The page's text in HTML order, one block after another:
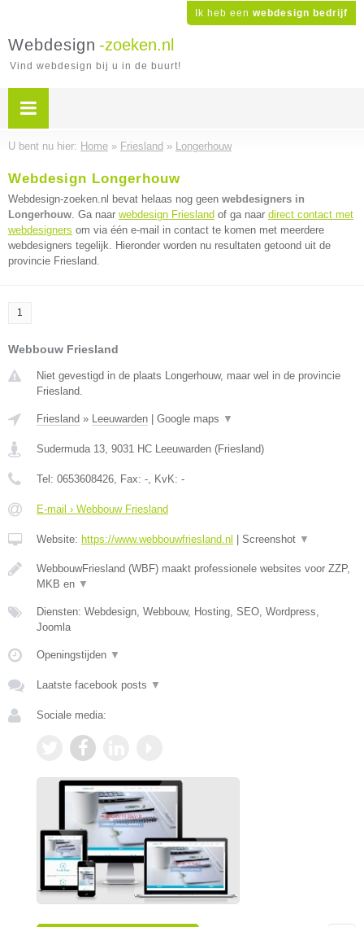
Ik heb een webdesign bedrijf
Webdesign -zoeken.nl
Vind webdesign bij u in de buurt!
U bent nu hier: Home » Friesland » Longerhouw
Webdesign Longerhouw
Webdesign-zoeken.nl bevat helaas nog geen webdesigners in
Longerhouw. Ga naar webdesign Friesland of ga naar direct contact met
webdesigners om via één e-mail in contact te komen met meerdere
webdesigners tegelijk. Hieronder worden nu resultaten getoond uit de
provincie Friesland.
1
Webbouw Friesland
Niet gevestigd in de plaats Longerhouw, maar wel in de provincie
Friesland.
Friesland » Leeuwarden Google maps ▼
Sudermuda 13, 9031 HC Leeuwarden (Friesland)
Tel: 0653608426, Fax: -, KvK: -
E-mail › Webbouw Friesland
Website: https://www.webbouwfriesland.nl Screenshot ▼
WebbouwFriesland (WBF) maakt professionele websites voor ZZP,
MKB en ▼
Diensten: Webdesign, Webbouw, Hosting, SEO, Wordpress,
Joomla
Openingstijden ▼
Laatste facebook posts ▼
Sociale media: